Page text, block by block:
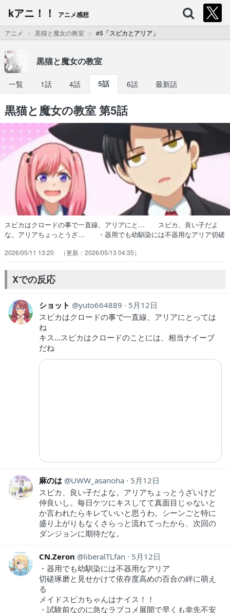
kアニ！！ アニメ感想
アニメ 黒猫と魔女の教室 #5「スピカとアリア」
黒猫と魔女の教室
一覧 1話 4話 5話 6話 最新話
黒猫と魔女の教室 第5話
スピカはクロードの事で一直線、アリアにと… スピカ、良い子だよ
な。アリアちょっとうざ… ・器用でも幼馴染には不器用なアリア切磋
生徒のクセが強過ぎる私のお気… スピカとアリアのやり取りにおいて
タメインで楽しい。今回はパンチラは… おはようございます。何気に
色々と捗りそう… 幼馴染のスピカに屈折した愛情を抱くアリア…
2026/05/11 13:20 2026/05/13 04:35
Xでの反応
ショット yuto664889
5月12日
スピカはクロードの事で一直線、アリアにとっては
ね
キス…スピカはクロードのことには、相当ナイーブ
だね
麻のは UWW_asanoha
5月12日
スピカ、良い子だよな。アリアちょっとうざいけど
仲良いし。毎日ケツにキスしてて真面目じゃないと
か言われたらキレていいと思うわ。シーンごと特に
盛り上がりもなくさらっと流れてったから、次回の
ダンジョンに期待だな。
CN.Zeron liberalTLfan
5月12日
・器用でも幼馴染には不器用なアリア
切磋琢磨と見せかけて依存度高めの百合の絆に萌え
る
メイドスピカちゃんはナイス！！
・試験前なのに急なラブコメ展開で早くも幸先不安